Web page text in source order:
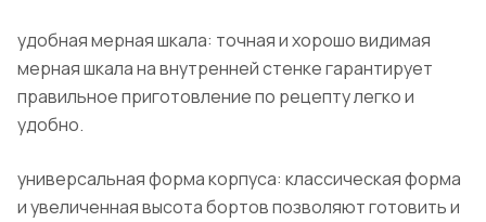
удобная мерная шкала: точная и хорошо видимая
мерная шкала на внутренней стенке гарантирует
правильное приготовление по рецепту легко и
удобно.
универсальная форма корпуса: классическая форма
и увеличенная высота бортов позволяют готовить и